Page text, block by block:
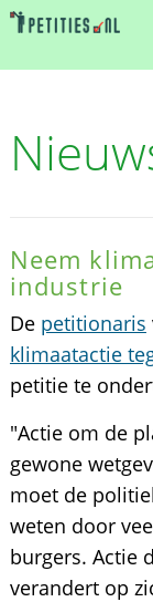
Neem
industrie
De petitionaris
klimaatactie
petitie te
"Actie om de
gewone
moet de
weten door
burgers. Actie
verandert op